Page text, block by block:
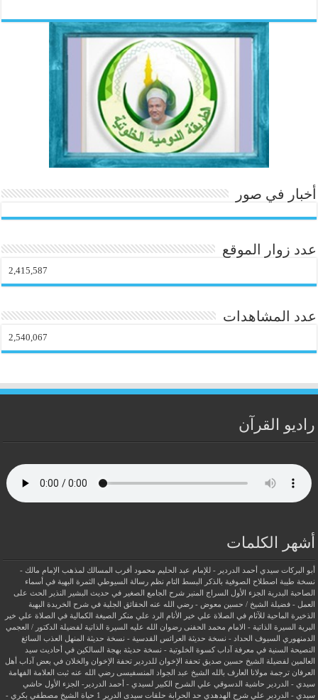
bo
ok
tte
r
er
es
t
ed
In
lo
ok
.c
o
m
ail
re
أخبار في صور
عدد زوار الموقع
2,415,587
عدد المشاهدات
2,540,067
راديو القرآن
أشهر الكلمات
أبو البركات سيدي أحمد الدردير - للإمام عبد الحليم محمود
أقرب المسالك لمذهب الإمام مالك -
نسخة طيبة اصطلاح الصوفية بالذكر البسط التام نظم رسالة السيوطي
الثمرة البهية في أسماء
الصاحبة البدرية
الجزء الأول السراج المنير شرح الجامع الصغير في حديث البشير النذير
الحث على
العمل - فضيلة الشيخ / حسين معوض - رضي الله عنه
الحقائق الجلية في شرح الخريدة البهية
الذخيرة الماحية للآثام في الصلاة علي خير الأنام
الرد علي منكر الصيغة الكمالية في الصلاة علي خير
البرية
السيرة الذاتية - الامام محمد الحفنى رضوان الله عليه
السيرة الذاتية لفضيلة الدكتور / العجمي
الدمنهوري
السيوف الحداد - نسخة حديثة العرائس القدسية - نسخة حديثة
المنهل العذب السائغ
النصيحة السنية في معرفة آداب كسوة الخلوتية - نسخة حديثة بهجة السالكين في أحاديث سيد
العالمين لفضيلة الشيخ حسين صديق
تحفة الإخوان للدردير تحفة الإخوان والخلان في بعض آداب أهل
العرفان ترجمة مولانا العارف بالله الشيخ عبد الجواد المنسفيسى رضي الله عنه ثبت العلامة الفهامة
سيدي - الدردير
حاشية الدسوقي علي الشرح الكبير لسيدي - أحمد الدردير- الجزء الأول حاشي
سيدي - الدردير علي شرح الهدهدي حد الحرابة حلقات سيدى الدرير 1
حياة الشيخ مصطفي بكري -